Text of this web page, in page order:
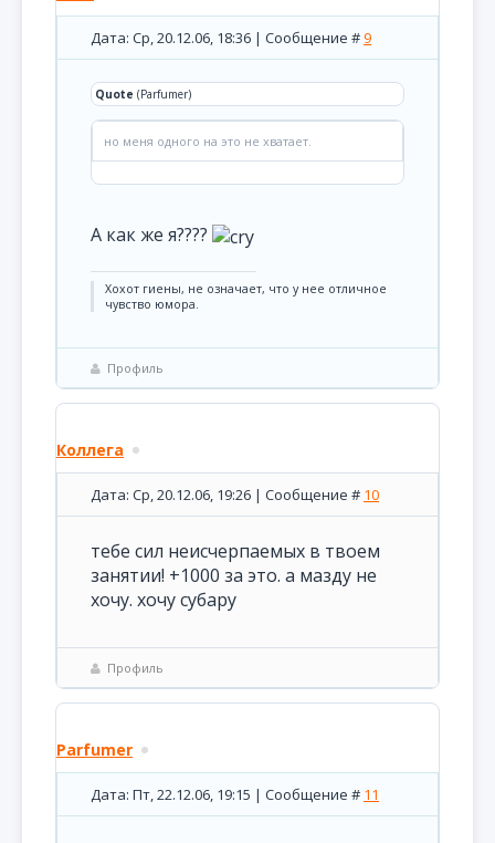
Дата: Ср, 20.12.06, 18:36 | Сообщение #9
Quote (Parfumer)
но меня одного на это не хватает.
А как же я????
Хохот гиены, не означает, что у нее отличное
чувство юмора.
Профиль
Коллега
Дата: Ср, 20.12.06, 19:26 | Сообщение # 10
тебе сил неисчерпаемых в твоем
занятии! +1000 за это. а мазду не
хочу. хочу субару
Профиль
Parfumer
Дата: Пт, 22.12.06, 19:15 | Сообщение # 11